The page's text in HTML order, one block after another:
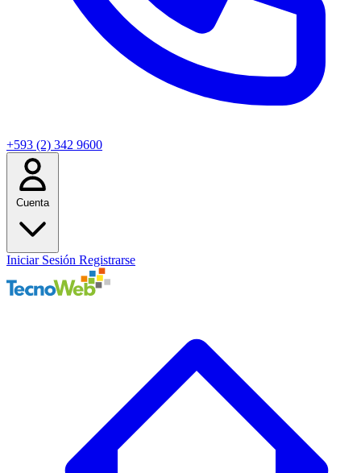
+593 (2) 342 9600
Cuenta
Iniciar Sesión Registrarse